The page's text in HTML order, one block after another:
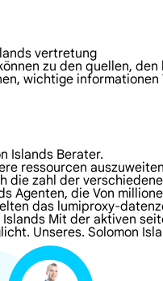
vertretung
zu den quellen,
wichtige
Islands Berater.
ressourcen
die zahl der
Agenten, die Von
das lumiproxy-
Mit der aktiven
Unseres. Solomon